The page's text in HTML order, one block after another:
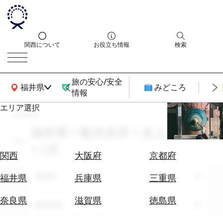
関西について お役立ち情報 検索
福井県
関西広域MAP
旅の安心/安全
情報
みどころ
エリア選択
関西 大阪府
京都府
福井県
兵庫県
三重県
奈良県
滋賀県
徳島県
エ
券
テ
search
福井県 × 観光名所 × 友人との旅
エリア
テーマ